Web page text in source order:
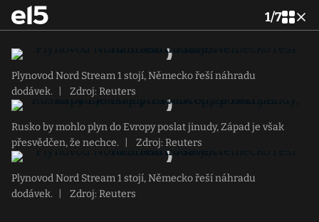
1/7
Plynovod Nord Stream 1 stojí, Německo řeší náhradu
dodávek.
Zdroj: Reuters
Rusko by mohlo plyn do Evropy poslat jinudy, Západ je však
přesvědčen, že nechce.
Zdroj: Reuters
Plynovod Nord Stream 1 stojí, Německo řeší náhradu
dodávek.
Zdroj: Reuters